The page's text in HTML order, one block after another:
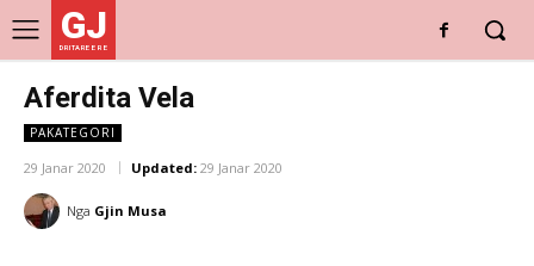
GJ
DRITARE E RE
Aferdita Vela
PAKATEGORI
29 Janar 2020 Updated: 29 Janar 2020
Nga Gjin Musa